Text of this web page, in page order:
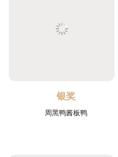
银奖
周黑鸭酱板鸭